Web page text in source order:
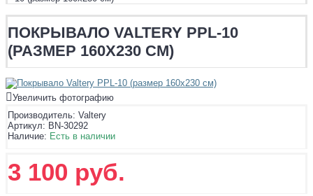
ПОКРЫВАЛО VALTERY PPL-10
(РАЗМЕР 160Х230 СМ)
Увеличить фотографию
Производитель: Valtery
Артикул: BN-30292
Наличие: Есть в наличии
3 100 руб.